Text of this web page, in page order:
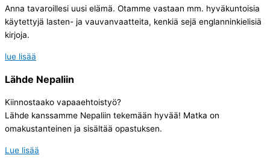
Anna tavaroillesi uusi elämä. Otamme vastaan mm. hyväkuntoisia
käytettyjä lasten- ja vauvanvaatteita, kenkiä sejä englanninkielisiä
kirjoja.
lue lisää
Lähde Nepaliin
Kiinnostaako vapaaehtoistyö?
Lähde kanssamme Nepaliin tekemään hyvää! Matka on
omakustanteinen ja sisältää opastuksen.
Lue lisää